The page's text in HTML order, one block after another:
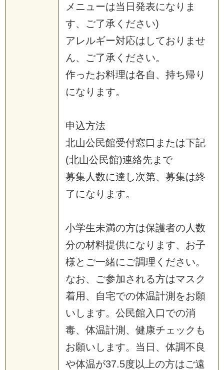
メ ニ ュ ーは当 日 発表にな り ま
す、 ご了承 く ださ い)
アレルギー対応は してお り ま せ
ん、 ご了承 く ださ い。
作ったお料理は各自 、 持ち帰 り
にな り ま す。
申込方法
北山公民館受付窓口 ま たは下記
(北山公民館)連絡先ま で
募集 人数に達 し次第、 募集は終
了 にな り ま す。
小学生未満の方は保護者の 人数
分の材料提供にな り ま す、 お子
様と ご一緒にご調理 く ださ い。
なお、 ご参加さ れる方はマ ス ク
着用 、 自宅での体温計測 をお願
い し ま す。 公民館 入 口での消
毒、 体温計測 、 健康チ ェ ッ ク も
お願い し ま す。 当 日 、 体調不良
や体温が37.5度以 上の方はご遠